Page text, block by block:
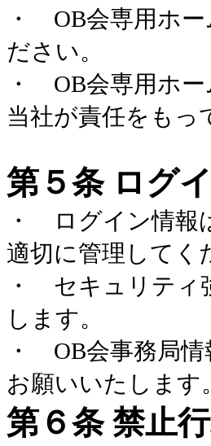
・ OB会専用ホ
ださい。
・ OB会専用ホ
当社が責任をもっ
第５条 ログ
・ ログイン情報
適切に管理してく
・ セキュリティ
します。
・ OB会事務局
お願いいたします。
第６条 禁止